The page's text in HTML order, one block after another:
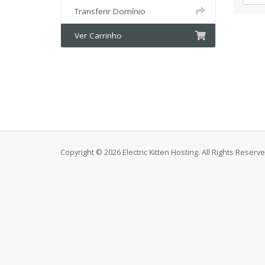
Transferir Domínio
Ver Carrinho
Copyright © 2026 Electric Kitten Hosting. All Rights